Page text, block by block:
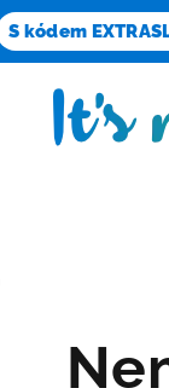
S kódem